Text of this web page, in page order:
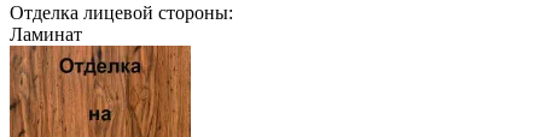
Отделка лицевой стороны:
Ламинат